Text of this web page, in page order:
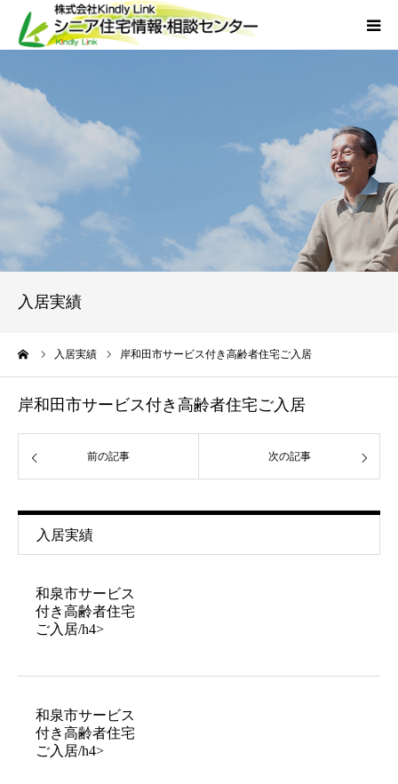
入居実績
入居実績 岸和田市サービス付き高齢者住宅ご入居
岸和田市サービス付き高齢者住宅ご入居
前の記事 次の記事
入居実績
和泉市サービス
付き高齢者住宅
ご入居/h4>
和泉市サービス
付き高齢者住宅
ご入居/h4>
当社について
外国人人材採用
お問い合わせ